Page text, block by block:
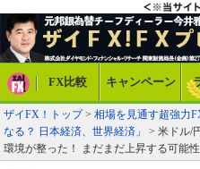
FX比較 キャンペーン
ザイFX！トップ> 相場を見通す超強力
なる？ 日本経済、世界経済」
> 米ドル/
環境が整った！ まだまだ上昇する可能